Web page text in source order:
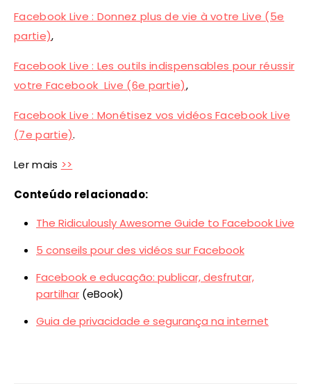
Facebook Live : Donnez plus de vie à votre Live (5e
partie),
Facebook Live : Les outils indispensables pour réussir
votre Facebook Live (6e partie),
Facebook Live : Monétisez vos vidéos Facebook Live
(7e partie).
Ler mais >>
Conteúdo relacionado:
The Ridiculously Awesome Guide to Facebook Live
5 conseils pour des vidéos sur Facebook
Facebook e educação: publicar, desfrutar,
partilhar (eBook)
Guia de privacidade e segurança na internet